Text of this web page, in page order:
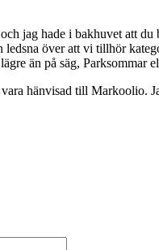
jag hade i bakhuvet att
ledsna över att vi tillhör
än på säg, Parksommar
hänvisad till Markoolio.